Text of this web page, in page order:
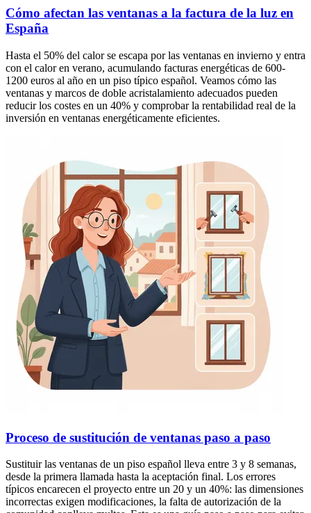
Cómo afectan las ventanas a la factura de la luz en
España
Hasta el 50% del calor se escapa por las ventanas en invierno y entra
con el calor en verano, acumulando facturas energéticas de 600-
1200 euros al año en un piso típico español. Veamos cómo las
ventanas y marcos de doble acristalamiento adecuados pueden
reducir los costes en un 40% y comprobar la rentabilidad real de la
inversión en ventanas energéticamente eficientes.
Proceso de sustitución de ventanas paso a paso
Sustituir las ventanas de un piso español lleva entre 3 y 8 semanas,
desde la primera llamada hasta la aceptación final. Los errores
típicos encarecen el proyecto entre un 20 y un 40%: las dimensiones
incorrectas exigen modificaciones, la falta de autorización de la